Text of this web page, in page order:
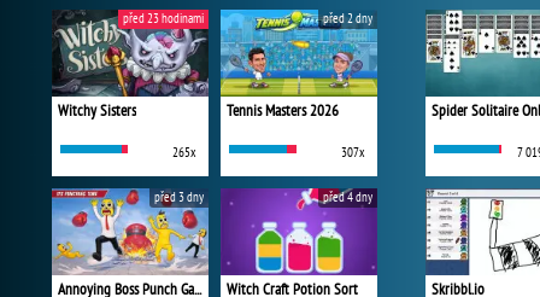
Witchy Sisters
265x
před 23 hodinami
Tennis Masters 2026
307x
před 2 dny
Annoying Boss Punch Game
před 3 dny
Witch Craft Potion Sort
před 4 dny
Spider Solitaire
7
Skribbl.io